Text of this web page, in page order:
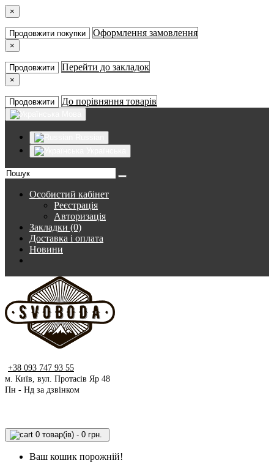
×
Продовжити покупки Оформлення замовлення
×
Продовжити Перейти до закладок
×
Продовжити До порівняння товарів
Особистий кабінет
Реєстрація
Авторизація
Закладки (0)
Доставка і оплата
Новини
+38 093 747 93 55
м. Київ, вул. Протасів Яр 48
Пн - Нд за дзвінком
0 товар(ів) - 0 грн.
Ваш кошик порожній!